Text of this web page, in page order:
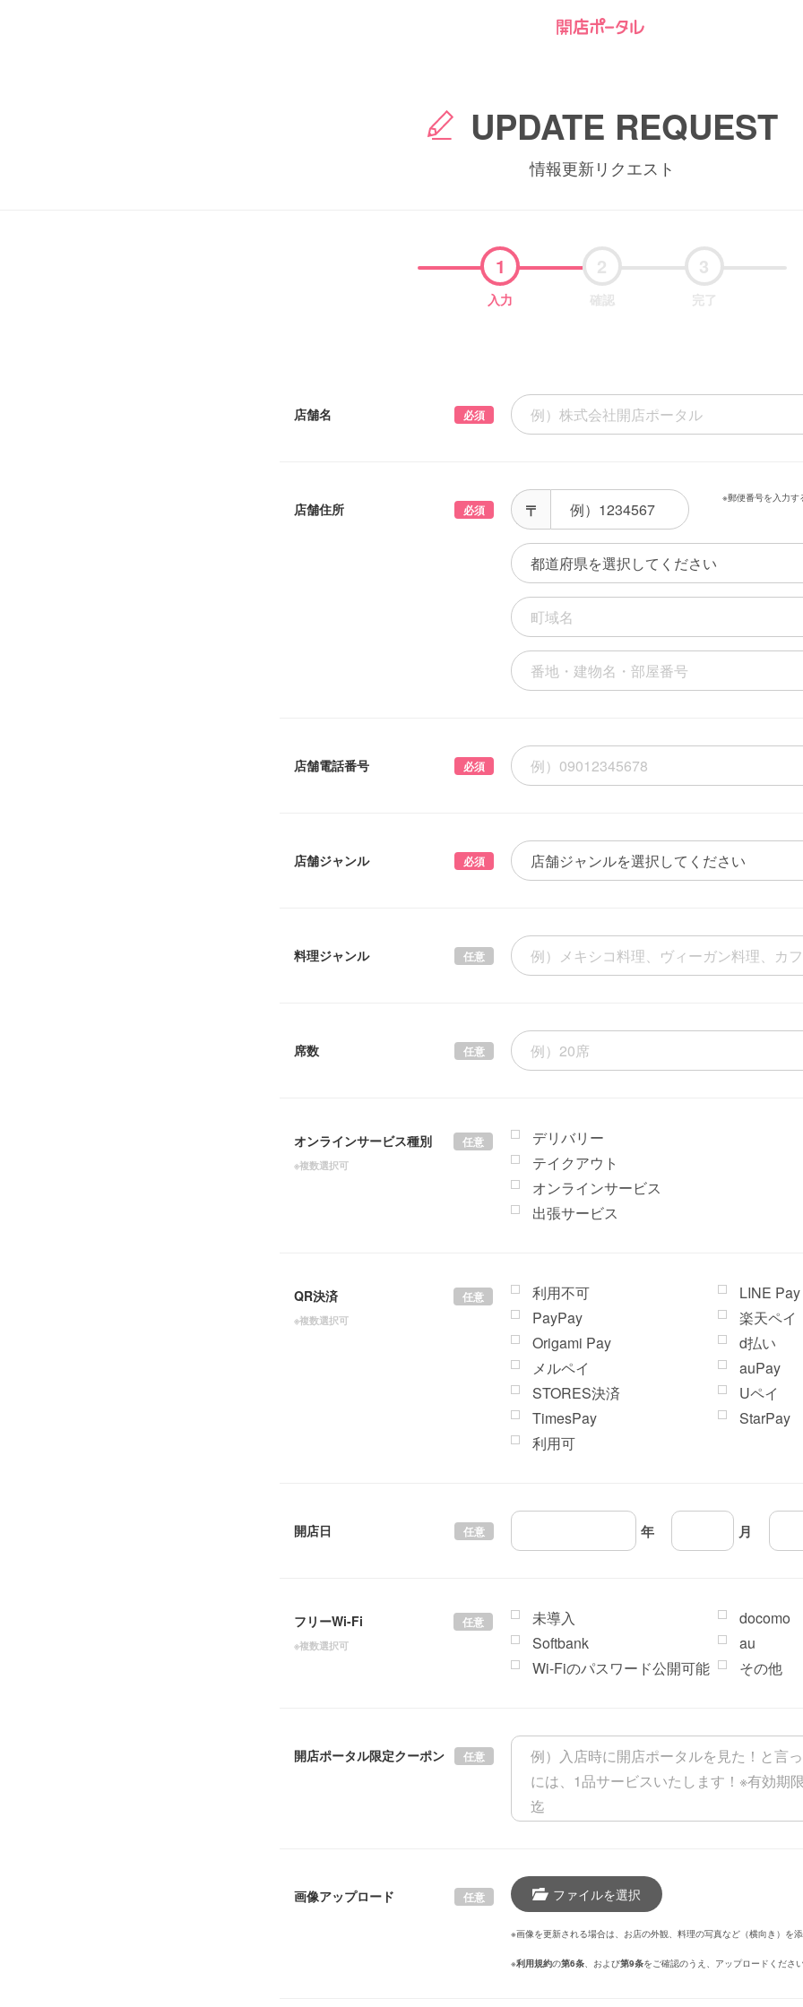
UPDATE REQUEST
情報更新リクエスト
1
入力
2
確認
3
完了
店舗名 必須
店舗住所 必須
※郵便番号を入力す
店舗電話番号 必須
店舗ジャンル 必須
料理ジャンル 任意
席数 任意
オンラインサービス種別 任意
※複数選択可
デリバリー
テイクアウト
オンラインサービス
出張サービス
QR決済 任意
※複数選択可
利用不可
LINE Pay
PayPay
楽天ペイ
Origami Pay
d払い
メルペイ
auPay
STORES決済
Uペイ
TimesPay
StarPay
利用可
開店日 任意 年 月
フリーWi-Fi 任意
※複数選択可
未導入
docomo
Softbank
au
Wi-Fiのパスワード公開可能
その他
開店ポータル限定クーポン 任意
画像アップロード 任意 ファイルを選択
※画像を更新される場合は、お店の外観、料理の写真など（横向き）を
※利用規約の第6条、および第9条をご確認のうえ、アップロードくださ